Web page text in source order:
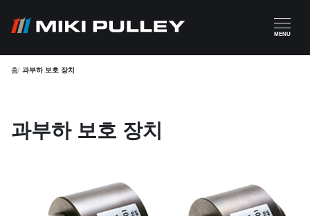
MENU
홈 과부하 보호 장치
과부하 보호 장치